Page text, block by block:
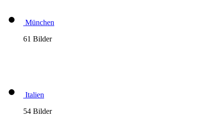
München
61 Bilder
Italien
54 Bilder